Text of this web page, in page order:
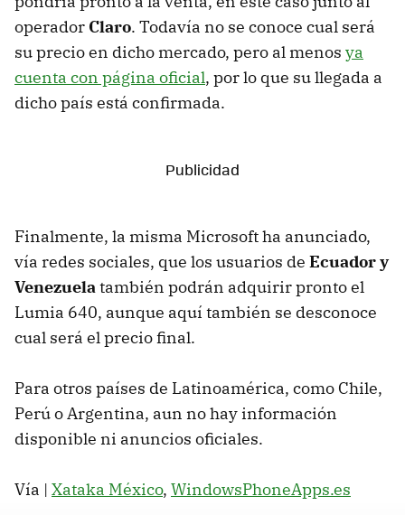
operador Claro. Todavía no se conoce cual será
su precio en dicho mercado, pero al menos ya
cuenta con página oficial, por lo que su llegada a
dicho país está confirmada.
Finalmente, la misma Microsoft ha anunciado,
vía redes sociales, que los usuarios de Ecuador y
Venezuelatambién podrán adquirir pronto el
Lumia 640, aunque aquí también se desconoce
cual será el precio final.
Para otros países de Latinoamérica, como Chile,
Perú o Argentina, aun no hay información
disponible ni anuncios oficiales.
Vía | Xataka México, WindowsPhoneApps.es